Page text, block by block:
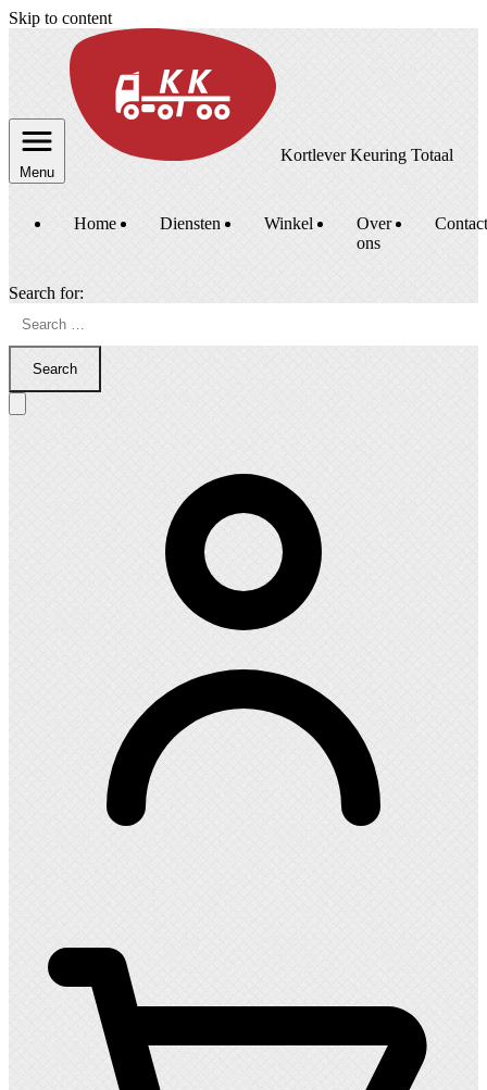
Skip to content
Menu
Kortlever Keuring Totaal
Home Diensten Winkel
Over
ons
Contact
Search for:
Search